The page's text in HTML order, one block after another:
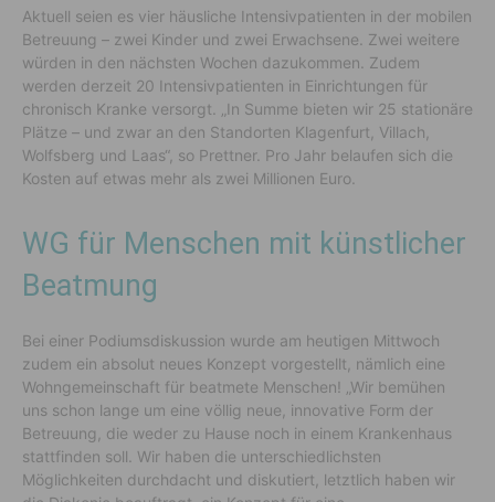
Aktuell seien es vier häusliche Intensivpatienten in der mobilen
Betreuung – zwei Kinder und zwei Erwachsene. Zwei weitere
würden in den nächsten Wochen dazukommen. Zudem
werden derzeit 20 Intensivpatienten in Einrichtungen für
chronisch Kranke versorgt. „In Summe bieten wir 25 stationäre
Plätze – und zwar an den Standorten Klagenfurt, Villach,
Wolfsberg und Laas“, so Prettner. Pro Jahr belaufen sich die
Kosten auf etwas mehr als zwei Millionen Euro.
WG für Menschen mit künstlicher
Beatmung
Bei einer Podiumsdiskussion wurde am heutigen Mittwoch
zudem ein absolut neues Konzept vorgestellt, nämlich eine
Wohngemeinschaft für beatmete Menschen! „Wir bemühen
uns schon lange um eine völlig neue, innovative Form der
Betreuung, die weder zu Hause noch in einem Krankenhaus
stattfinden soll. Wir haben die unterschiedlichsten
Möglichkeiten durchdacht und diskutiert, letztlich haben wir